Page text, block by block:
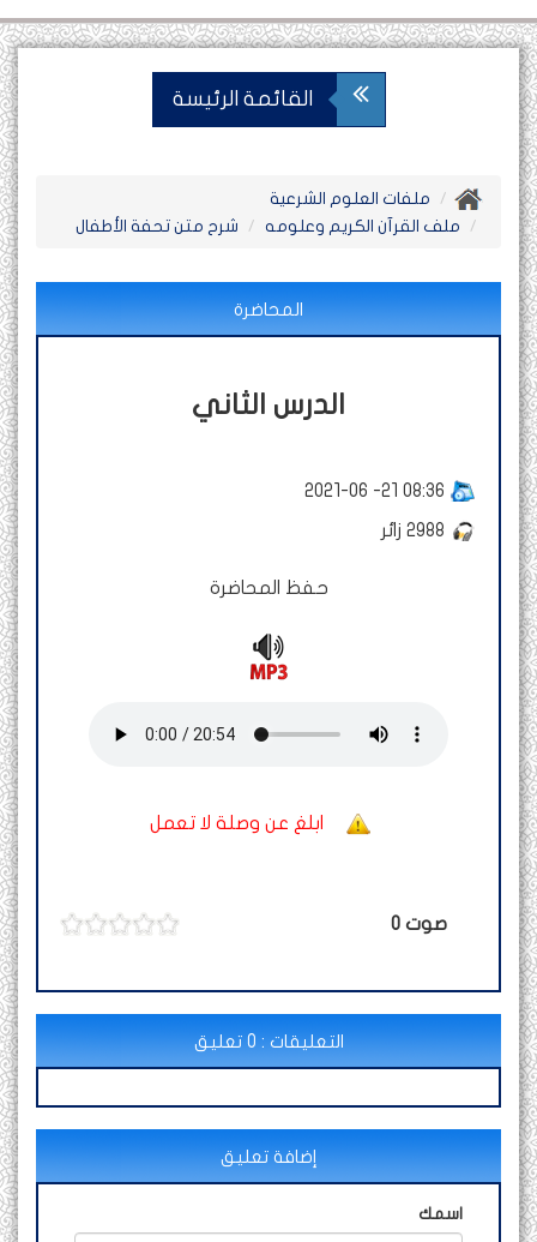
القائمة الرئيسة
ملفات العلوم الشرعية
ملف القرآن الكريم وعلومه
شرح متن تحفة الأطفال
المحاضرة
الدرس الثاني
2021-06 -21 08:36
2988 زائر
حفظ المحاضرة
ابلغ عن وصلة لا تعمل
0صوت
التعليقات : 0 تعليق
إضافة تعليق
اسمك